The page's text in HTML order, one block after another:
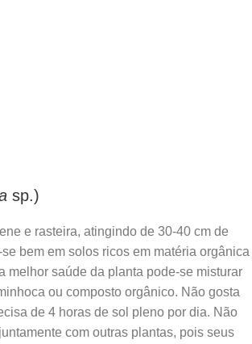
sp.)
e rasteira, atingindo de 30-40 cm de
bem em solos ricos em matéria orgânica
melhor saúde da planta pode-se misturar
ou composto orgânico. Não gosta
de 4 horas de sol pleno por dia. Não
com outras plantas, pois seus